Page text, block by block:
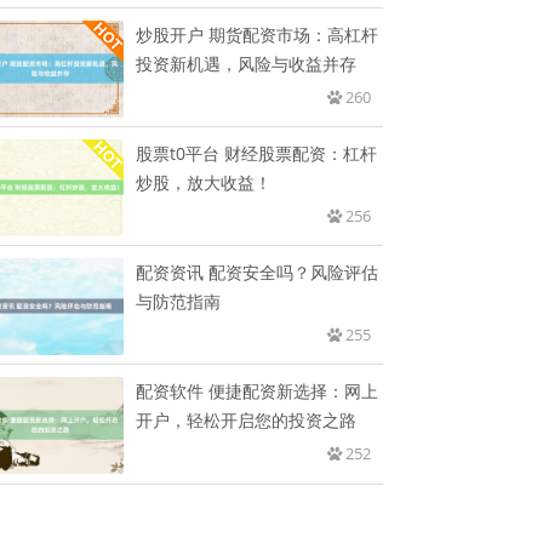
炒股开户 期货配资市场：高杠杆
投资新机遇，风险与收益并存
260
股票t0平台 财经股票配资：杠杆
炒股，放大收益！
256
配资资讯 配资安全吗？风险评估
与防范指南
255
配资软件 便捷配资新选择：网上
开户，轻松开启您的投资之路
252